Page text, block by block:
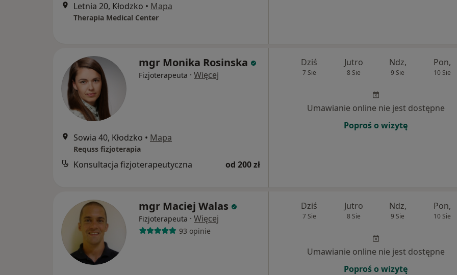
Letnia 20, Kłodzko • Mapa
Therapia Medical Center
mgr Monika Rosinska
Fizjoterapeuta · Więcej
Sowia 40, Kłodzko • Mapa
Requss fizjoterapia
Konsultacja fizjoterapeutyczna od 200 zł
Dziś
7 Sie
Jutro
8 Sie
Ndz,
9 Sie
Pon,
10 Sie
Umawianie online nie jest dostępne
Poproś o wizytę
mgr Maciej Walas
Fizjoterapeuta · Więcej
93 opinie
Dziś
7 Sie
Jutro
8 Sie
Ndz,
9 Sie
Pon,
10 Sie
Umawianie online nie jest dostępne
Poproś o wizytę